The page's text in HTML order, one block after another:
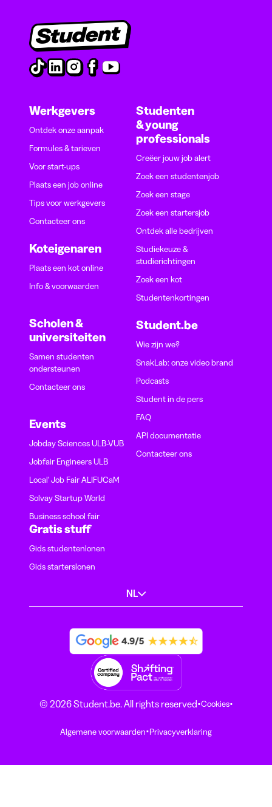
Werkgevers
Ontdek onze aanpak
Formules & tarieven
Voor start-ups
Plaats een job online
Tips voor werkgevers
Contacteer ons
Koteigenaren
Plaats een kot online
Info & voorwaarden
Scholen &
universiteiten
Samen studenten
ondersteunen
Contacteer ons
Events
Jobday Sciences ULB-VUB
Jobfair Engineers ULB
Local' Job Fair ALIFUCaM
Solvay Startup World
Business school fair
Studenten
& young
professionals
Creëer jouw job alert
Zoek een studentenjob
Zoek een stage
Zoek een startersjob
Ontdek alle bedrijven
Studiekeuze &
studierichtingen
Zoek een kot
Studentenkortingen
Student.be
Wie zijn we?
SnakLab: onze video brand
Podcasts
Student in de pers
FAQ
API documentatie
Contacteer ons
Gratis stuff
Gids studentenlonen
Gids starterslonen
NL
© 2026 Student.be. All rights reserved·Cookies·
Algemene voorwaarden·Privacyverklaring